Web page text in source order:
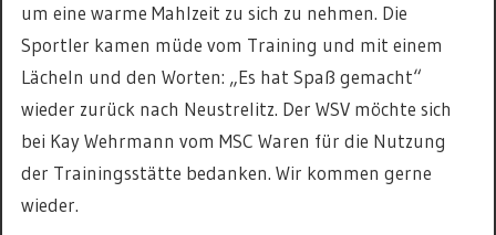
um eine warme Mahlzeit zu sich zu nehmen. Die
Sportler kamen müde vom Training und mit einem
Lächeln und den Worten: „Es hat Spaß gemacht“
wieder zurück nach Neustrelitz. Der WSV möchte sich
bei Kay Wehrmann vom MSC Waren für die Nutzung
der Trainingsstätte bedanken. Wir kommen gerne
wieder.